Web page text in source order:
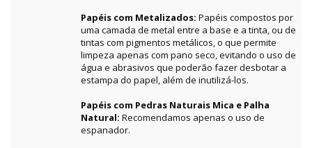
Papéis com Metalizados: Papéis compostos por
uma camada de metal entre a base e a tinta, ou de
tintas com pigmentos metálicos, o que permite
limpeza apenas com pano seco, evitando o uso de
água e abrasivos que poderão fazer desbotar a
estampa do papel, além de inutilizá-los.
Papéis com Pedras Naturais Mica e Palha
Natural: Recomendamos apenas o uso de
espanador.